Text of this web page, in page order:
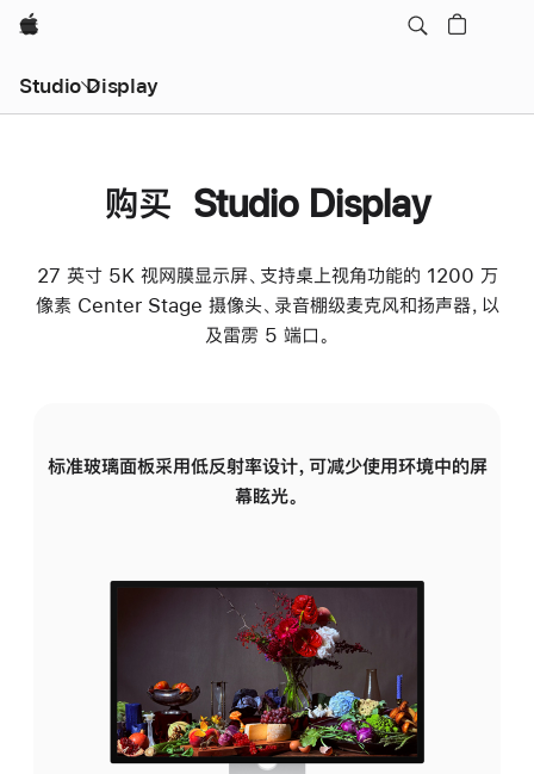
Apple
Studio Display
购买 Studio Display
27 英寸 5K 视网膜显示屏、支持桌上视角功能的 1200 万
像素 Center Stage 摄像头、录音棚级麦克风和扬声器，以
及雷雳 5 端口。
标准玻璃面板采用低反射率设计，可减少使用环境中的屏
幕眩光。